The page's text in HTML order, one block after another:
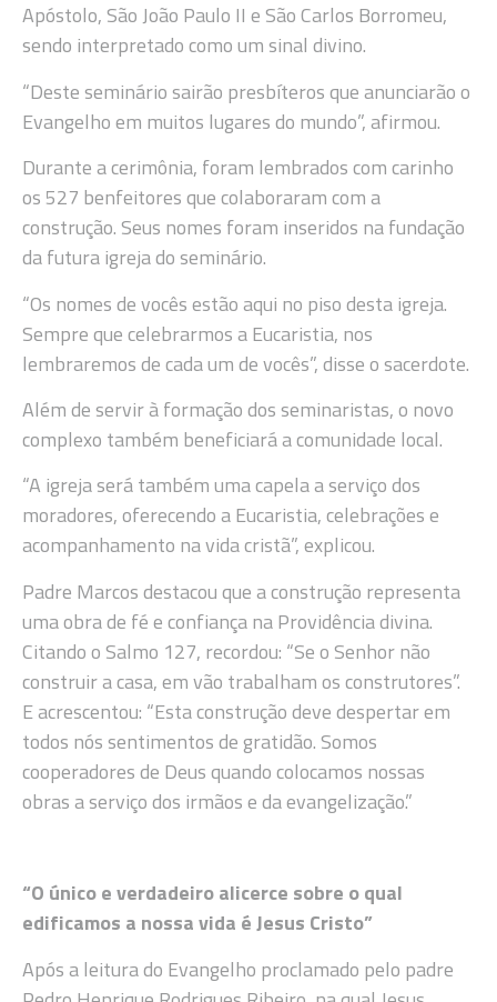
Apóstolo, São João Paulo II e São Carlos Borromeu,
sendo interpretado como um sinal divino.
“Deste seminário sairão presbíteros que anunciarão o
Evangelho em muitos lugares do mundo”, afirmou.
Durante a cerimônia, foram lembrados com carinho
os 527 benfeitores que colaboraram com a
construção. Seus nomes foram inseridos na fundação
da futura igreja do seminário.
“Os nomes de vocês estão aqui no piso desta igreja.
Sempre que celebrarmos a Eucaristia, nos
lembraremos de cada um de vocês”, disse o sacerdote.
Além de servir à formação dos seminaristas, o novo
complexo também beneficiará a comunidade local.
“A igreja será também uma capela a serviço dos
moradores, oferecendo a Eucaristia, celebrações e
acompanhamento na vida cristã”, explicou.
Padre Marcos destacou que a construção representa
uma obra de fé e confiança na Providência divina.
Citando o Salmo 127, recordou: “Se o Senhor não
construir a casa, em vão trabalham os construtores”.
E acrescentou: “Esta construção deve despertar em
todos nós sentimentos de gratidão. Somos
cooperadores de Deus quando colocamos nossas
obras a serviço dos irmãos e da evangelização.”
“O único e verdadeiro alicerce sobre o qual
edificamos a nossa vida é Jesus Cristo”
Após a leitura do Evangelho proclamado pelo padre